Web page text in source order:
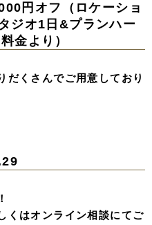
円オフ（ロケーショ
ジオ1日&プランハー
金より）
だくさんでご用意しており
くはオンライン相談にてご